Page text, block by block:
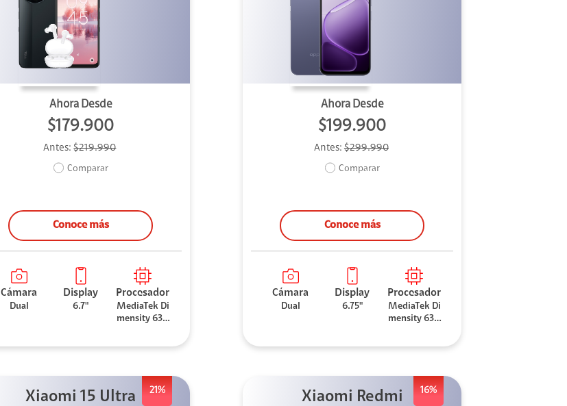
Ahora Desde
$179.900
Antes:$219.990
Comparar
Conoce más
Cámara
Dual
Display
6.7"
Procesador
MediaTek Di
mensity 630
Ahora Desde
$199.900
Antes: $299.990
Comparar
Conoce más
Cámara
Dual
Display
6.75"
Procesador
MediaTek Di
mensity 630
21%
Xiaomi 15 Ultra
16%
Xiaomi Redmi